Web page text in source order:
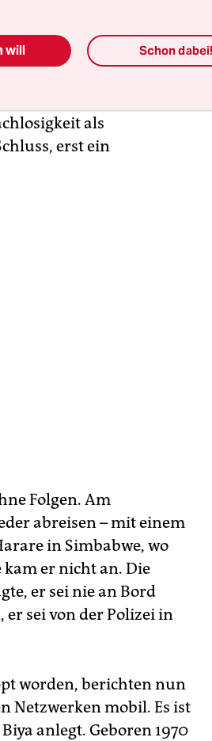
sind die Terroristen?“,
die Pariser
als
erst ein
Folgen. Am
abreisen – mit einem
in Simbabwe, wo
kam er nicht an. Die
er sei nie an Bord
sei von der Polizei in
worden, berichten nun
Netzwerken mobil. Es ist
anlegt. Geboren 1970
will Schon dabei!